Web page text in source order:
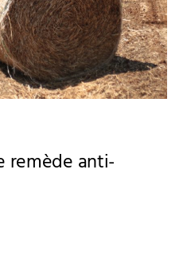
remède anti-